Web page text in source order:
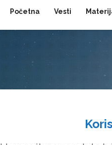
Početna Vesti